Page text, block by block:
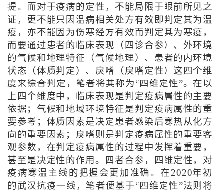
提。而对于疫病的定性，不能局限于眼前所见之
证，更不能只因温病相关处方有效即判定其为温
疫，亦不能因为伤寒经方有效而判定其为寒疫，
而要通过患者的临床表现（四诊合参）、外环境
的气候和地理特征（气候地理）、患者的内环境
状态（体质判定）、戾嗜（戾嗜定性）这四个维
度来综合判定，笔者将其称为“四维定性”。在以
上四个维度中，临床表现是判定疫病属性的主要
依据；气候和地域环境特征是判定疫病属性的重
要参考；体质因素是决定患者感染后寒热从化方
向的重要因素；戾嗜则是判定疫病属性的重要客
观参数，在判定疫病属性的过程中发挥着重要，
甚至是决定性的作用。四者合参，四维定性，对
疫病寒温主线的把握会更加准确。在2020年初
的武汉抗疫一线，笔者便基于“四维定性”法则将